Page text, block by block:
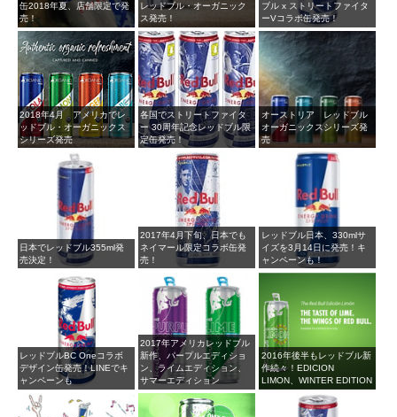
缶2018年夏、店舗限定で発
売！
レッドブル・オーガニック
ス発売！
ブル x ストリートファイタ
ーVコラボ缶発売！
2018年4月 アメリカでレ
ッドブル・オーガニックス
シリーズ発売
各国でストリートファイタ
ー 30周年記念レッドブル限
定缶発売！
オーストリア レッドブル
オーガニックスシリーズ発
売
日本でレッドブル355ml発
売決定！
2017年4月下旬、日本でも
ネイマール限定コラボ缶発
売！
レッドブル日本、330mlサ
イズを3月14日に発売！キ
ャンペーンも！
レッドブルBC Oneコラボ
デザイン缶発売！LINEでキ
ャンペーンも
2017年アメリカレッドブル
新作、パープルエディショ
ン、ライムエディション、
サマーエディション
2016年後半もレッドブル新
作続々！EDICION
LIMON、WINTER EDITION